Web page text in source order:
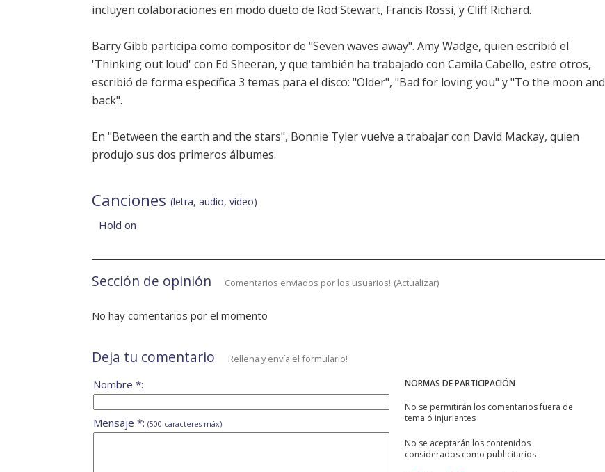
incluyen colaboraciones en modo dueto de Rod Stewart, Francis Rossi, y Cliff Richard.
Barry Gibb participa como compositor de "Seven waves away". Amy Wadge, quien escribió el
'Thinking out loud' con Ed Sheeran, y que también ha trabajado con Camila Cabello, estre otros,
escribió de forma específica 3 temas para el disco: "Older", "Bad for loving you" y "To the moon and
back".
En "Between the earth and the stars", Bonnie Tyler vuelve a trabajar con David Mackay, quien
produjo sus dos primeros álbumes.
Canciones (letra, audio, vídeo)
Hold on
Sección de opinión Comentarios enviados por los usuarios! (Actualizar)
No hay comentarios por el momento
Deja tu comentario Rellena y envía el formulario!
NORMAS DE PARTICIPACIÓN
No se permitirán los comentarios fuera de
tema ó injuriantes
No se aceptarán los contenidos
considerados como publicitarios
Nombre *:
Mensaje *: (500 caracteres máx)